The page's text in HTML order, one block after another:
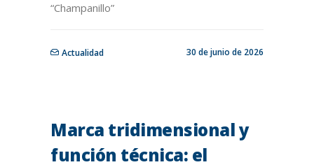
“Champanillo”
Actualidad 30 de junio de 2026
Marca tridimensional y
función técnica: el